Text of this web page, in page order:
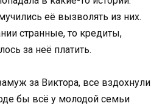
её вызволять из них.
странные, то кредиты,
за неё платить.
за Виктора, все вздохнули
бы всё у молодой семьи